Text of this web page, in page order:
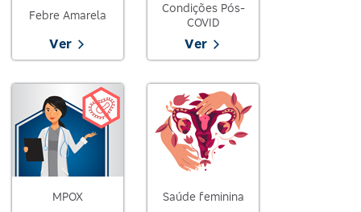
Febre Amarela
Ver
Condições Pós-
COVID
Ver
MPOX Saúde feminina